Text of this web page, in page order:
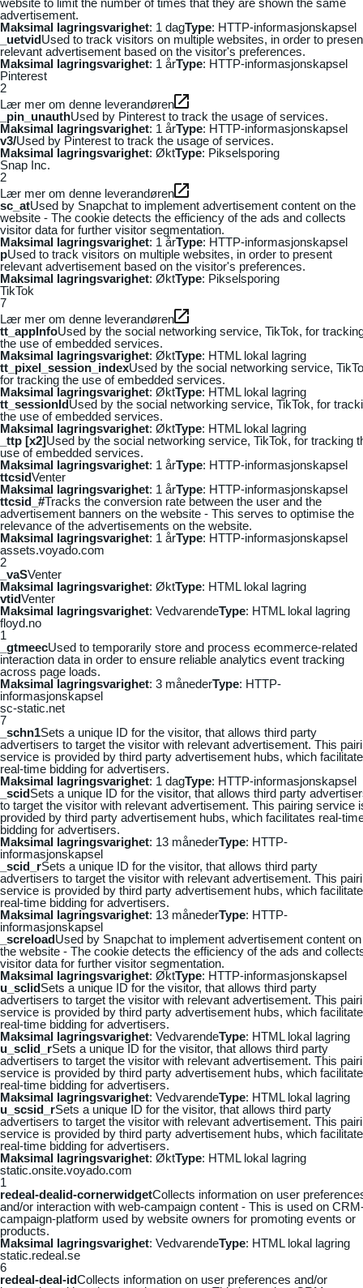
advertisement.
Maksimal lagringsvarighet: 1 dagType: HTTP-informasjonskapsel
_uetvidUsed to track visitors on multiple websites, in order to
relevant advertisement based on the visitor's preferences.
Maksimal lagringsvarighet: 1 årType: HTTP-informasjonskapsel
Pinterest
2
Lær mer om denne leverandøren
_pin_unauthUsed by Pinterest to track the usage of services.
Maksimal lagringsvarighet: 1 årType: HTTP-informasjonskapsel
v3/Used by Pinterest to track the usage of services.
Maksimal lagringsvarighet: ØktType: Pikselsporing
Snap Inc.
2
Lær mer om denne leverandøren
sc_atUsed by Snapchat to implement advertisement content on the
website - The cookie detects the efficiency of the ads and collects
visitor data for further visitor segmentation.
Maksimal lagringsvarighet: 1 årType: HTTP-informasjonskapsel
pUsed to track visitors on multiple websites, in order to present
relevant advertisement based on the visitor's preferences.
Maksimal lagringsvarighet: ØktType: Pikselsporing
TikTok
7
Lær mer om denne leverandøren
tt_appInfoUsed by the social networking service, TikTok, for
the use of embedded services.
Maksimal lagringsvarighet: ØktType: HTML lokal lagring
tt_pixel_session_indexUsed by the social networking service,
for tracking the use of embedded services.
Maksimal lagringsvarighet: ØktType: HTML lokal lagring
tt_sessionIdUsed by the social networking service, TikTok, for
the use of embedded services.
Maksimal lagringsvarighet: ØktType: HTML lokal lagring
_ttp [x2]Used by the social networking service, TikTok, for tracking
use of embedded services.
Maksimal lagringsvarighet: 1 årType: HTTP-informasjonskapsel
ttcsidVenter
Maksimal lagringsvarighet: 1 årType: HTTP-informasjonskapsel
ttcsid_#Tracks the conversion rate between the user and the
advertisement banners on the website - This serves to optimise the
relevance of the advertisements on the website.
Maksimal lagringsvarighet: 1 årType: HTTP-informasjonskapsel
assets.voyado.com
2
_vaSVenter
Maksimal lagringsvarighet: ØktType: HTML lokal lagring
vtidVenter
Maksimal lagringsvarighet: VedvarendeType: HTML lokal lagring
floyd.no
1
_gtmeecUsed to temporarily store and process ecommerce-related
interaction data in order to ensure reliable analytics event tracking
across page loads.
Maksimal lagringsvarighet: 3 månederType: HTTP-
informasjonskapsel
sc-static.net
7
_schn1Sets a unique ID for the visitor, that allows third party
advertisers to target the visitor with relevant advertisement. This
service is provided by third party advertisement hubs, which
real-time bidding for advertisers.
Maksimal lagringsvarighet: 1 dagType: HTTP-informasjonskapsel
_scidSets a unique ID for the visitor, that allows third party
to target the visitor with relevant advertisement. This pairing service
provided by third party advertisement hubs, which facilitates real-
bidding for advertisers.
Maksimal lagringsvarighet: 13 månederType: HTTP-
informasjonskapsel
_scid_rSets a unique ID for the visitor, that allows third party
advertisers to target the visitor with relevant advertisement. This
service is provided by third party advertisement hubs, which
real-time bidding for advertisers.
Maksimal lagringsvarighet: 13 månederType: HTTP-
informasjonskapsel
_screloadUsed by Snapchat to implement advertisement content on
the website - The cookie detects the efficiency of the ads and
visitor data for further visitor segmentation.
Maksimal lagringsvarighet: ØktType: HTTP-informasjonskapsel
u_sclidSets a unique ID for the visitor, that allows third party
advertisers to target the visitor with relevant advertisement. This
service is provided by third party advertisement hubs, which
real-time bidding for advertisers.
Maksimal lagringsvarighet: VedvarendeType: HTML lokal lagring
u_sclid_rSets a unique ID for the visitor, that allows third party
advertisers to target the visitor with relevant advertisement. This
service is provided by third party advertisement hubs, which
real-time bidding for advertisers.
Maksimal lagringsvarighet: VedvarendeType: HTML lokal lagring
u_scsid_rSets a unique ID for the visitor, that allows third party
advertisers to target the visitor with relevant advertisement. This
service is provided by third party advertisement hubs, which
real-time bidding for advertisers.
Maksimal lagringsvarighet: ØktType: HTML lokal lagring
static.onsite.voyado.com
1
redeal-dealid-cornerwidgetCollects information on user
and/or interaction with web-campaign content - This is used on
campaign-platform used by website owners for promoting events or
products.
Maksimal lagringsvarighet: VedvarendeType: HTML lokal lagring
static.redeal.se
6
redeal-deal-idCollects information on user preferences and/or